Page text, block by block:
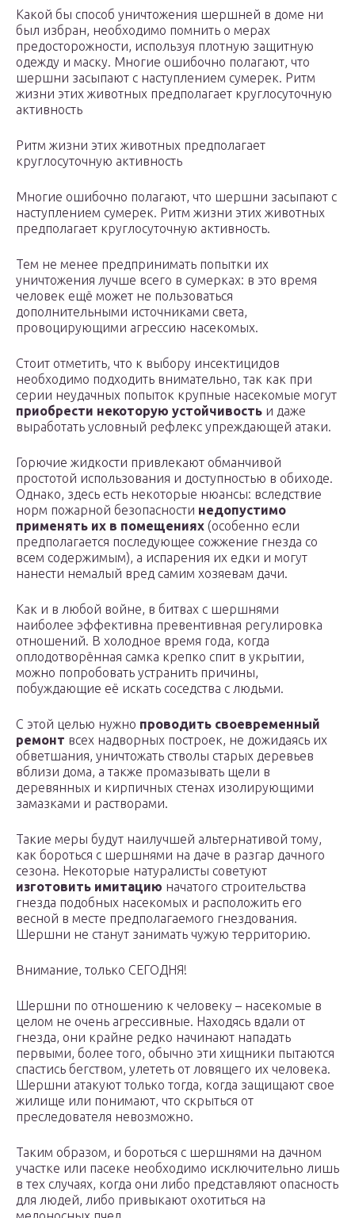
Какой бы способ уничтожения шершней в доме ни
был избран, необходимо помнить о мерах
предосторожности, используя плотную защитную
одежду и маску. Многие ошибочно полагают, что
шершни засыпают с наступлением сумерек. Ритм
жизни этих животных предполагает круглосуточную
активность
Ритм жизни этих животных предполагает
круглосуточную активность
Многие ошибочно полагают, что шершни засыпают с
наступлением сумерек. Ритм жизни этих животных
предполагает круглосуточную активность.
Тем не менее предпринимать попытки их
уничтожения лучше всего в сумерках: в это время
человек ещё может не пользоваться
дополнительными источниками света,
провоцирующими агрессию насекомых.
Стоит отметить, что к выбору инсектицидов
необходимо подходить внимательно, так как при
серии неудачных попыток крупные насекомые могут
приобрести некоторую устойчивость и даже
выработать условный рефлекс упреждающей атаки.
Горючие жидкости привлекают обманчивой
простотой использования и доступностью в обиходе.
Однако, здесь есть некоторые нюансы: вследствие
норм пожарной безопасности недопустимо
применять их в помещениях (особенно если
предполагается последующее сожжение гнезда со
всем содержимым), а испарения их едки и могут
нанести немалый вред самим хозяевам дачи.
Как и в любой войне, в битвах с шершнями
наиболее эффективна превентивная регулировка
отношений. В холодное время года, когда
оплодотворённая самка крепко спит в укрытии,
можно попробовать устранить причины,
побуждающие её искать соседства с людьми.
С этой целью нужно проводить своевременный
ремонт всех надворных построек, не дожидаясь их
обветшания, уничтожать стволы старых деревьев
вблизи дома, а также промазывать щели в
деревянных и кирпичных стенах изолирующими
замазками и растворами.
Такие меры будут наилучшей альтернативой тому,
как бороться с шершнями на даче в разгар дачного
сезона. Некоторые натуралисты советуют
изготовить имитацию начатого строительства
гнезда подобных насекомых и расположить его
весной в месте предполагаемого гнездования.
Шершни не станут занимать чужую территорию.
Внимание, только СЕГОДНЯ!
Шершни по отношению к человеку – насекомые в
целом не очень агрессивные. Находясь вдали от
гнезда, они крайне редко начинают нападать
первыми, более того, обычно эти хищники пытаются
спастись бегством, улететь от ловящего их человека.
Шершни атакуют только тогда, когда защищают свое
жилище или понимают, что скрыться от
преследователя невозможно.
Таким образом, и бороться с шершнями на дачном
участке или пасеке необходимо исключительно лишь
в тех случаях, когда они либо представляют опасность
для людей, либо привыкают охотиться на